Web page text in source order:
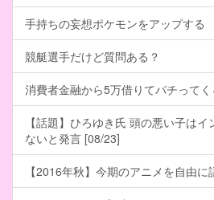
手持ちの妄想ポケモンをアップする
競艇選手だけど質問ある？
消費者金融から5万借りてパチってく
【話題】ひろゆき氏 頭の悪い子は
ないと発言 [08/23]
【2016年秋】今期のアニメを自由